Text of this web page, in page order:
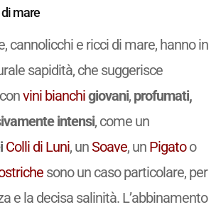
mare
cannolicchi e ricci di mare, hanno in
sapidità, che suggerisce
vini bianchigiovani, profumati,
intensi, come un
Colli di Luni, unSoave, un Pigatoo
sono un caso particolare, per
e la decisa salinità. L’abbinamento